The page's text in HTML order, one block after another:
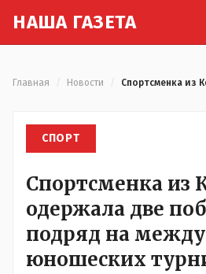
НАША ГАЗЕТА
Главная Новости
СПОРТ
Спортсменка из
одержала две
подряд на
юношеских